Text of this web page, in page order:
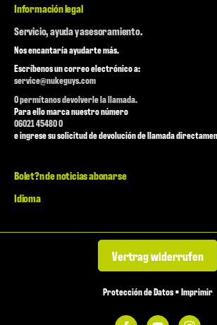
Información legal
Servicio, ayuda y asesoramiento.
Nos encantaría ayudarte más.
Escríbenos un correo electrónico a:
service@nukeguys.com
O permítanos devolverle la llamada.
Para ello marca nuestro número
06021 45480 0
e ingrese su solicitud de devolución de llamada
Bolet?n de noticias abonarse
Idioma
Vertrag widerrufen
Protección de Datos•Imprimir